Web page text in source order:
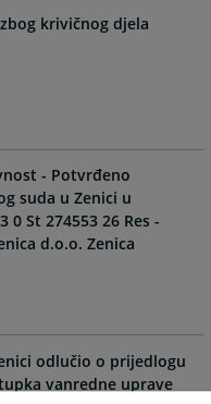
krivičnog djela
- Potvrđeno
suda u Zenici u
St 274553 26 Res -
d.o.o. Zenica
odlučio o prijedlogu
vanredne uprave